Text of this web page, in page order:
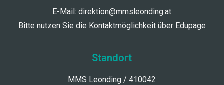
E-Mail: direktion@mmsleonding.at
Bitte nutzen Sie die Kontaktmöglichkeit über Edupage
Standort
MMS Leonding / 410042